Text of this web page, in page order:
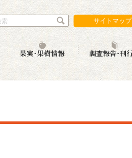
索 サイトマップ
連携果実消費拡大 果実・果樹情報